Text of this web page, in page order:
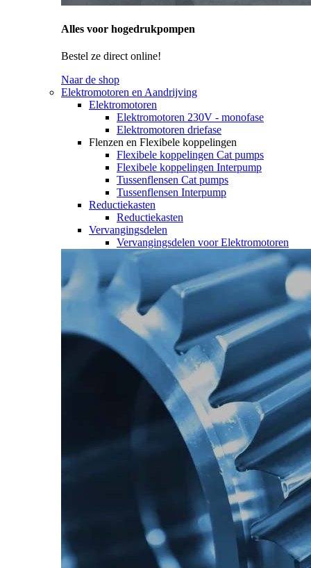
Alles voor hogedrukpompen
Bestel ze direct online!
Naar de shop
Elektromotoren en Aandrijving
Elektromotoren
Elektromotoren 230V - monofase
Elektromotoren driefase
Flenzen en Flexibele koppelingen
Flexibele koppelingen Cat pumps
Flexibele koppelingen Interpump
Tussenflensen Cat pumps
Tussenflensen Interpump
Reductiekasten
Reductiekasten
Vervangingsdelen
Vervangingsdelen voor Elektromotoren